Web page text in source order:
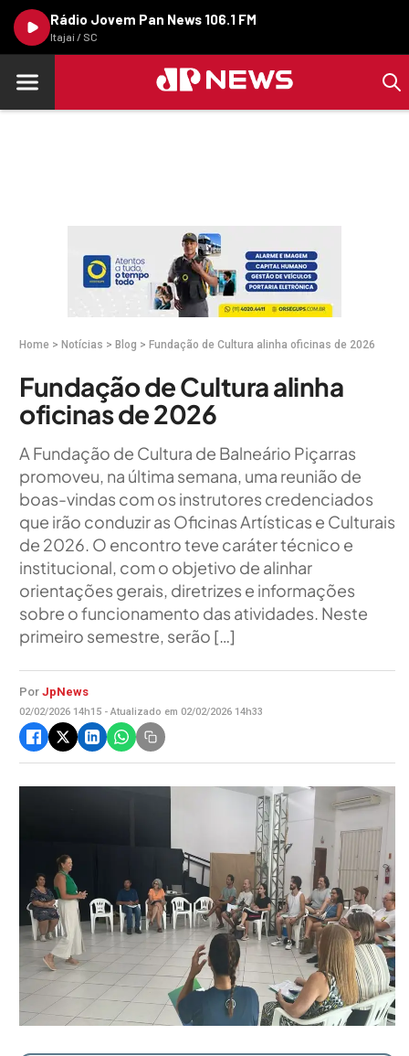
Rádio Jovem Pan News 106.1 FM
Itajaí / SC
Home > Notícias > Blog > Fundação de Cultura alinha oficinas de 2026
Fundação de Cultura alinha
oficinas de 2026
A Fundação de Cultura de Balneário Piçarras
promoveu, na última semana, uma reunião de
boas-vindas com os instrutores credenciados
que irão conduzir as Oficinas Artísticas e Culturais
de 2026. O encontro teve caráter técnico e
institucional, com o objetivo de alinhar
orientações gerais, diretrizes e informações
sobre o funcionamento das atividades. Neste
primeiro semestre, serão […]
Por JpNews
02/02/2026 14h15 - Atualizado em 02/02/2026 14h33